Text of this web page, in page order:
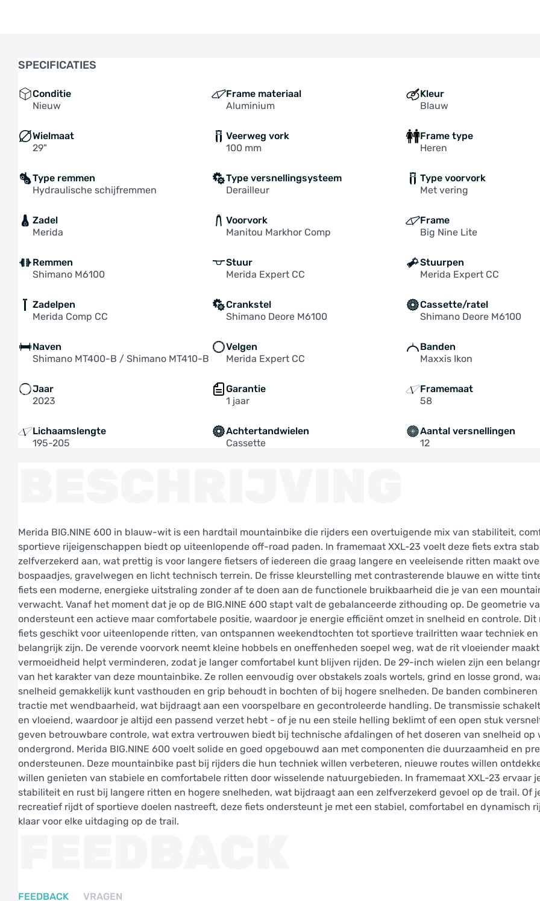
SPECIFICATIES
Conditie
Nieuw
Frame materiaal
Aluminium
Kleur
Blauw
Wielmaat
29"
Veerweg vork
100 mm
Frame type
Heren
Type remmen
Hydraulische schijfremmen
Type versnellingsysteem
Derailleur
Type voorvork
Met vering
Zadel
Merida
Voorvork
Manitou Markhor Comp
Frame
Big Nine Lite
Remmen
Shimano M6100
Stuur
Merida Expert CC
Stuurpen
Merida Expert CC
Zadelpen
Merida Comp CC
Crankstel
Shimano Deore M6100
Cassette/ratel
Shimano Deore M6100
Naven
Shimano MT400-B / Shimano MT410-B
Velgen
Merida Expert CC
Banden
Maxxis Ikon
Jaar
2023
Garantie
1 jaar
Framemaat
58
Lichaamslengte
195-205
Achtertandwielen
Cassette
Aantal versnellingen
12
Merida BIG.NINE 600 in blauw-wit is een hardtail mountainbike die rijders een overtuigende mix van stabiliteit,
sportieve rijeigenschappen biedt op uiteenlopende off-road paden. In framemaat XXL-23 voelt deze fiets extra
zelfverzekerd aan, wat prettig is voor langere fietsers of iedereen die graag langere en veeleisende ritten maakt
bospaadjes, gravelwegen en licht technisch terrein. De frisse kleurstelling met contrasterende blauwe en witte
fiets een moderne, energieke uitstraling zonder af te doen aan de functionele bruikbaarheid die je van een
verwacht. Vanaf het moment dat je op de BIG.NINE 600 stapt valt de gebalanceerde zithouding op. De geometrie
ondersteunt een actieve maar comfortabele positie, waardoor je energie efficiënt omzet in snelheid en controle. Dit
fiets geschikt voor uiteenlopende ritten, van ontspannen weekendtochten tot sportieve trailritten waar techniek
belangrijk zijn. De verende voorvork neemt kleine hobbels en oneffenheden soepel weg, wat de rit vloeiender
vermoeidheid helpt verminderen, zodat je langer comfortabel kunt blijven rijden. De 29-inch wielen zijn een
van het karakter van deze mountainbike. Ze rollen eenvoudig over obstakels zoals wortels, grind en losse grond,
snelheid gemakkelijk kunt vasthouden en grip behoudt in bochten of bij hogere snelheden. De banden
tractie met wendbaarheid, wat bijdraagt aan een voorspelbare en gecontroleerde handling. De transmissie
en vloeiend, waardoor je altijd een passend verzet hebt - of je nu een steile helling beklimt of een open stuk
geven betrouwbare controle, wat extra vertrouwen biedt bij technische afdalingen of het doseren van snelheid op
ondergrond. Merida BIG.NINE 600 voelt solide en goed opgebouwd aan met componenten die duurzaamheid en
ondersteunen. Deze mountainbike past bij rijders die hun techniek willen verbeteren, nieuwe routes willen
willen genieten van stabiele en comfortabele ritten door wisselende natuurgebieden. In framemaat XXL-23 ervaar
stabiliteit en rust bij langere ritten en hogere snelheden, wat bijdraagt aan een zelfverzekerd gevoel op de trail. Of
recreatief rijdt of sportieve doelen nastreeft, deze fiets ondersteunt je met een stabiel, comfortabel en dynamisch
klaar voor elke uitdaging op de trail.
FEEDBACK VRAGEN